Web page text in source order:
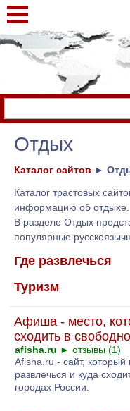
Отдых
Каталог сайтов ►
Каталог трастовых
информацию об отдыхе.
В разделе Отдых
популярные
Где развлечься
Туризм
Афиша - место,
сходить в
afisha.ru ► отзывы (1)
Afisha.ru - сайт,
развлечься и куда
городах России.